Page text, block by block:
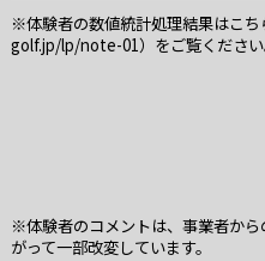
※体験者の数値統計処理結果はこち
golf.jp/lp/note-01）をご覧ください
※体験者のコメントは、事業者か
がって一部改変しています。